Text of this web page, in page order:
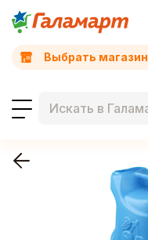
Выбрать магазин